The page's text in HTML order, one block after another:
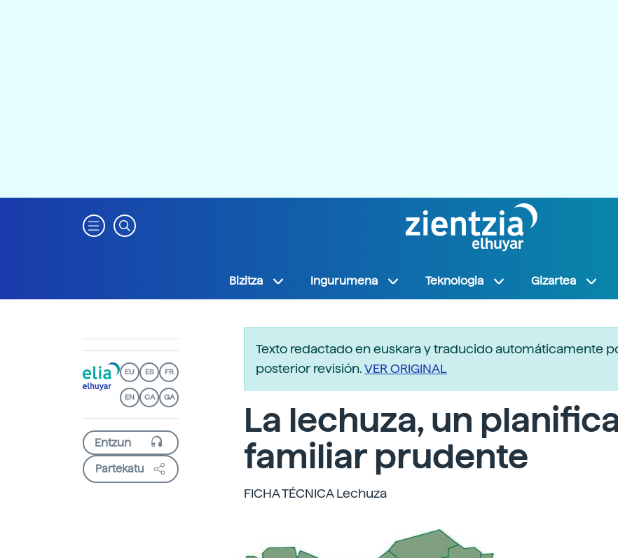
Bizitza Ingurumena Teknologia Gizartea
EU ES FR
EN CA GA
Partekatu
Texto redactado en euskara y traducido automáticamente
posterior revisión.VER ORIGINAL
La lechuza, un
familiar prudente
FICHA TÉCNICA Lechuza